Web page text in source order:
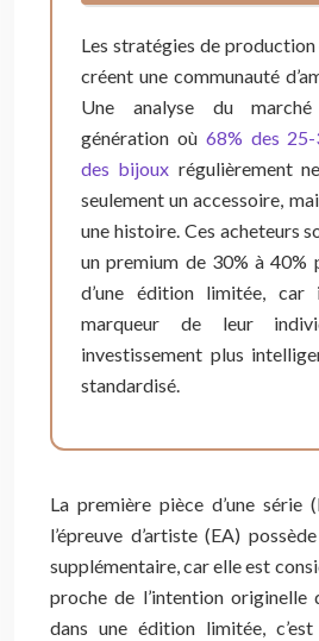
Les stratégies de
créent une communauté
Une analyse du marché
génération où 68% des
des bijoux régulièrement
seulement un accessoire,
une histoire. Ces acheteurs
un premium de 30% à 40%
d’une édition limitée,
marqueur de leur
investissement plus
standardisé.
La première pièce d’une série
l’épreuve d’artiste (EA)
supplémentaire, car elle est
proche de l’intention originelle
dans une édition limitée,